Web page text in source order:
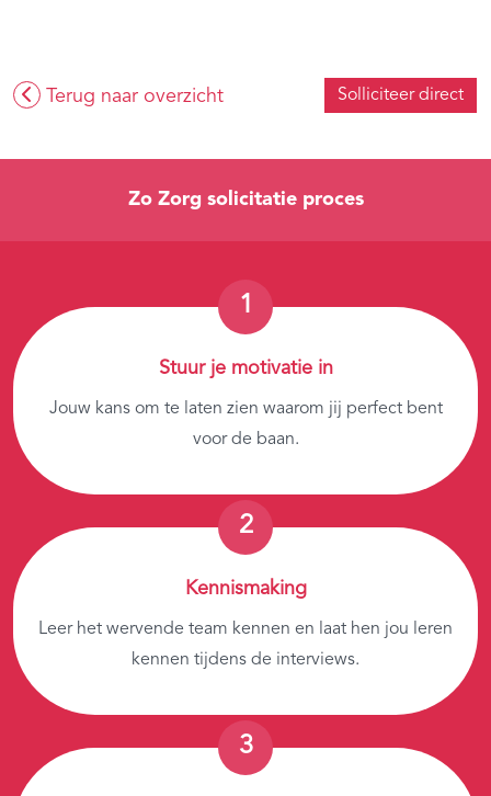
Terug naar overzicht Solliciteer direct
Zo Zorg solicitatie proces
Stuur je motivatie in
Jouw kans om te laten zien waarom jij perfect bent
voor de baan.
Kennismaking
Leer het wervende team kennen en laat hen jou leren
kennen tijdens de interviews.